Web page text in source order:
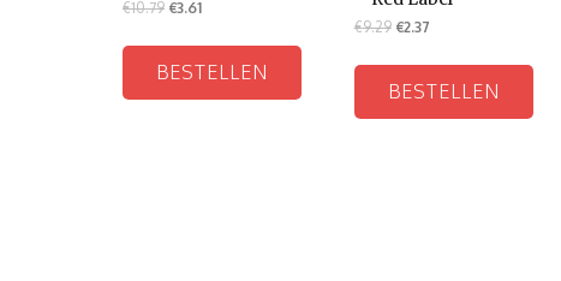
€10.79 €3.61
BESTELLEN
€9.29 €2.37
BESTELLEN